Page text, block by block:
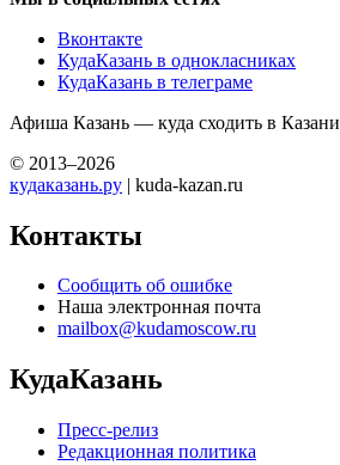
Вконтакте
КудаКазань в однокласниках
КудаКазань в телеграме
Афиша Казань — куда сходить в Казани
© 2013–2026
кудаказань.ру | kuda-kazan.ru
Контакты
Сообщить об ошибке
Наша электронная почта
mailbox@kudamoscow.ru
КудаКазань
Пресс-релиз
Редакционная политика